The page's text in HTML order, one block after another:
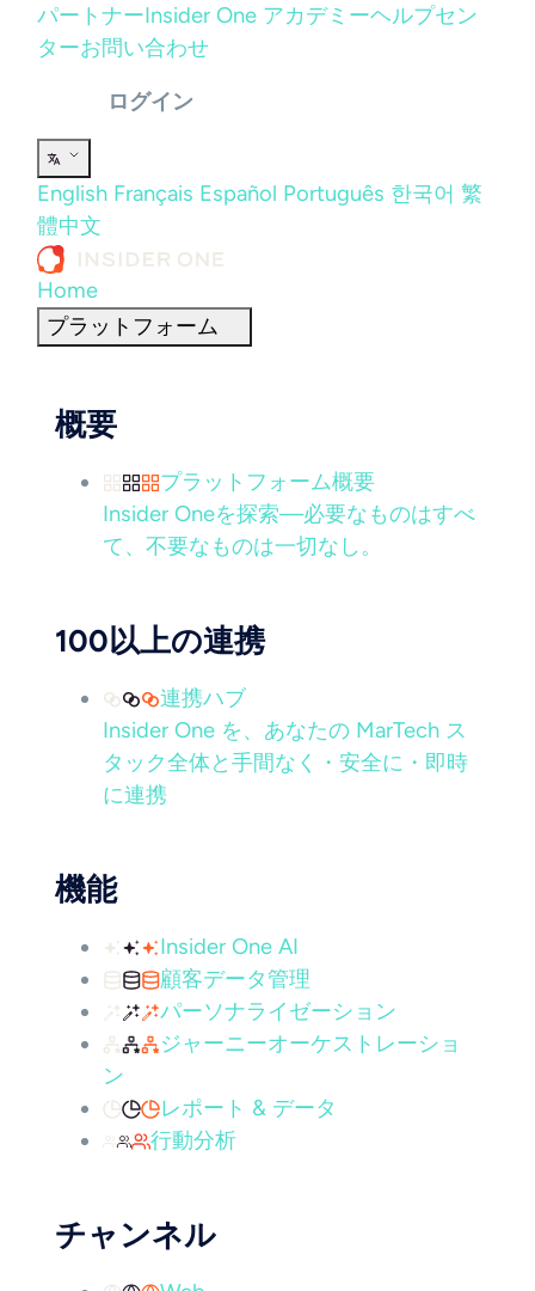
パートナーInsider One アカデミーヘルプセン
ターお問い合わせ
ログイン
English Français Español Português 한국어 繁
體中文
Home
プラットフォーム
概要
プラットフォーム概要
Insider Oneを探索—必要なものはすべ
て、不要なものは一切なし。
100以上の連携
連携ハブ
Insider One を、あなたの MarTech ス
タック全体と手間なく・安全に・即時
に連携
機能
Insider One AI
顧客データ管理
パーソナライゼーション
ジャーニーオーケストレーショ
ン
レポート & データ
行動分析
チャンネル